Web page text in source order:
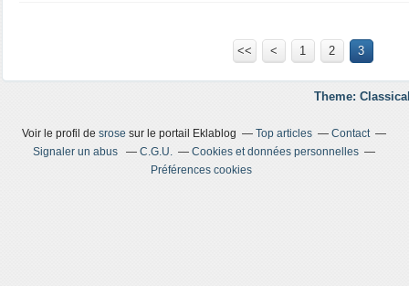
<< < 1 2 3
Theme:
Voir le profil desrose sur le portail Eklablog Top articles
Contact
Signaler un abus
C.G.U.
Cookies et données personnelles
Préférences cookies